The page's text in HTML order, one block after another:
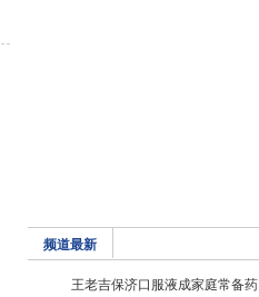
频道最新
王老吉保济口服液成家庭常备药